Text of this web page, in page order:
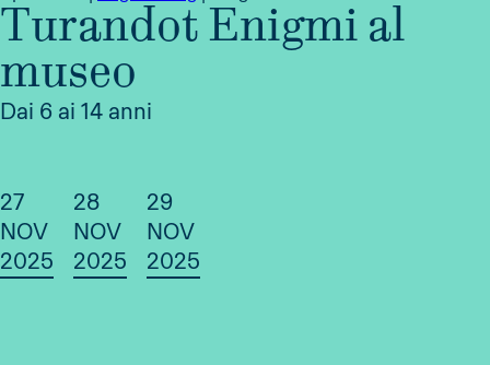
Turandot Enigmi al
museo
Dai 6 ai 14 anni
27
NOV
2025
28
NOV
2025
29
NOV
2025